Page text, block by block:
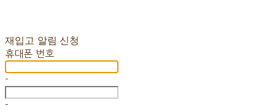
재입고 알림 신청
휴대폰 번호
-
-